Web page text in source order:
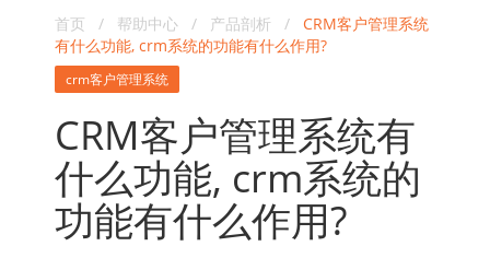
首页 / 帮助中心 / 产品剖析 / CRM客户管理系统
有什么功能, crm系统的功能有什么作用?
crm客户管理系统
CRM客户管理系统有
什么功能, crm系统的
功能有什么作用?